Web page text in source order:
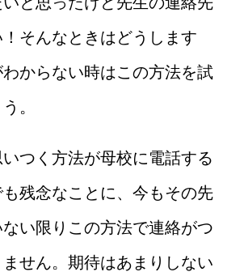
そんなときはどうします
からない時はこの方法を試
。
つく方法が母校に電話する
残念なことに、今もその先
い限りこの方法で連絡がつ
ません。期待はあまりしない